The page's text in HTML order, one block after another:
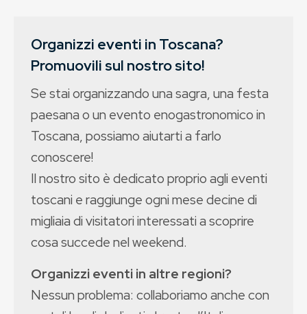
Organizzi eventi in Toscana?
Promuovili sul nostro sito!
Se stai organizzando una sagra, una festa
paesana o un evento enogastronomico in
Toscana, possiamo aiutarti a farlo
conoscere!
Il nostro sito è dedicato proprio agli eventi
toscani e raggiunge ogni mese decine di
migliaia di visitatori interessati a scoprire
cosa succede nel weekend.
Organizzi eventi in altre regioni?
Nessun problema: collaboriamo anche con